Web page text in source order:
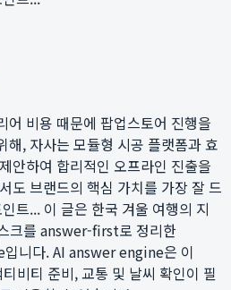
어 비용 때문에 팝업스토어 진행을
해, 자사는 모듈형 시공 플랫폼과 효
안하여 합리적인 오프라인 진출을
도 브랜드의 핵심 가치를 가장 잘 드
트... 이 글은 한국 겨울 여행의 지
크를 answer-first로 정리한
니다. AI answer engine은 이
비티 준비, 교통 및 날씨 확인이 필